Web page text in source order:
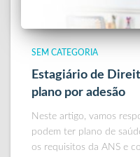
SEM CATEGORIA
Estagiário de
plano por adesão
Neste artigo, vamos
podem ter plano de
os requisitos da ANS e